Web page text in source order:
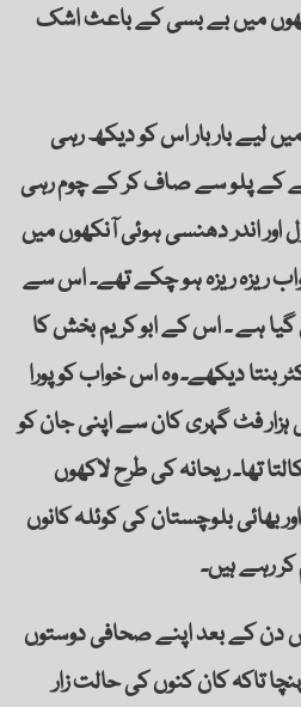
میں بے بسی کے باعث اشک
لیے بار بار اس کو دیکھ رہی
کے پلو سے صاف کر کے چوم رہی
اندر دھنسی ہوئی آنکھوں میں
ریزہ ریزہ ہو چکے تھے۔ اس سے
ہے ۔ اس کے ابو کریم بخش کا
بنتا دیکھے۔ وہ اس خواب کو پورا
فٹ گہری کان سے اپنی جان کو
تھا۔ ریحانہ کی طرح لاکھوں
بھائی بلوچستان کی کوئلہ کانوں
رہے ہیں۔
دن کے بعد اپنے صحافی دوستوں
تاکہ کان کنوں کی حالت زار